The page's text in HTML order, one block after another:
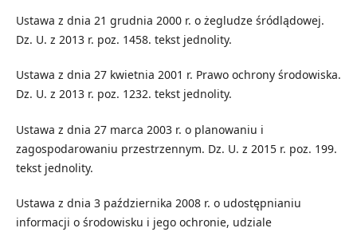
Ustawa z dnia 21 grudnia 2000 r. o żegludze śródlądowej.
Dz. U. z 2013 r. poz. 1458. tekst jednolity.
Ustawa z dnia 27 kwietnia 2001 r. Prawo ochrony środowiska.
Dz. U. z 2013 r. poz. 1232. tekst jednolity.
Ustawa z dnia 27 marca 2003 r. o planowaniu i
zagospodarowaniu przestrzennym. Dz. U. z 2015 r. poz. 199.
tekst jednolity.
Ustawa z dnia 3 października 2008 r. o udostępnianiu
informacji o środowisku i jego ochronie, udziale